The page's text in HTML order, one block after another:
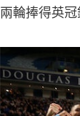
兩輪捧得英冠